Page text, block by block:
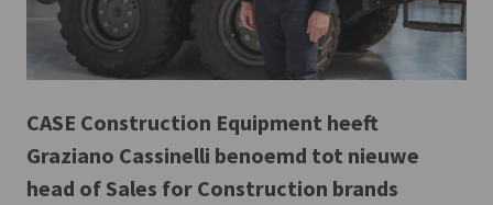
CASE Construction Equipment heeft
Graziano Cassinelli benoemd tot nieuwe
head of Sales for Construction brands